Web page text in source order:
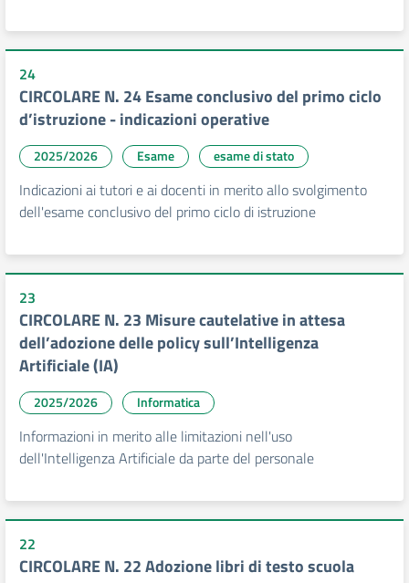
24
CIRCOLARE N. 24 Esame conclusivo del primo ciclo
d’istruzione - indicazioni operative
2025/2026 Esame esame di stato
Indicazioni ai tutori e ai docenti in merito allo svolgimento
dell'esame conclusivo del primo ciclo di istruzione
23
CIRCOLARE N. 23 Misure cautelative in attesa
dell’adozione delle policy sull’Intelligenza
Artificiale (IA)
2025/2026 Informatica
Informazioni in merito alle limitazioni nell'uso
dell'Intelligenza Artificiale da parte del personale
22
CIRCOLARE N. 22 Adozione libri di testo scuola